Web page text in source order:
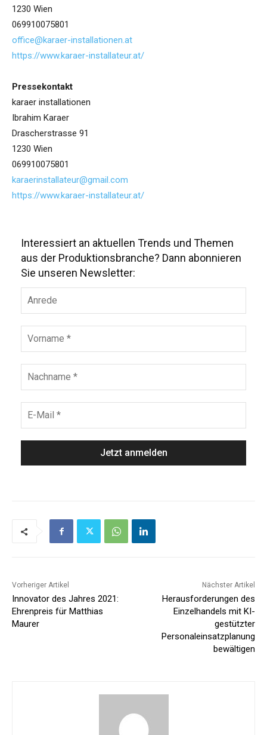
1230 Wien
069910075801
office@karaer-installationen.at
https://www.karaer-installateur.at/
Pressekontakt
karaer installationen
Ibrahim Karaer
Drascherstrasse 91
1230 Wien
069910075801
karaerinstallateur@gmail.com
https://www.karaer-installateur.at/
Interessiert an aktuellen Trends und Themen
aus der Produktionsbranche? Dann abonnieren
Sie unseren Newsletter:
Vorheriger Artikel
Innovator des Jahres 2021:
Ehrenpreis für Matthias
Maurer
Nächster Artikel
Herausforderungen des
Einzelhandels mit KI-
gestützter
Personaleinsatzplanung
bewältigen